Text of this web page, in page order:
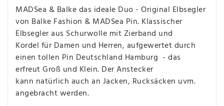
MADSea & Balke das ideale Duo - Original Elbsegler
von Balke Fashion & MADSea Pin. Klassischer
Elbsegler aus Schurwolle mit Zierband und
Kordel für Damen und Herren, aufgewertet durch
einen tollen Pin Deutschland Hamburg - das
erfreut Groß und Klein. Der Anstecker
kann natürlich auch an Jacken, Rucksäcken uvm.
angebracht werden.